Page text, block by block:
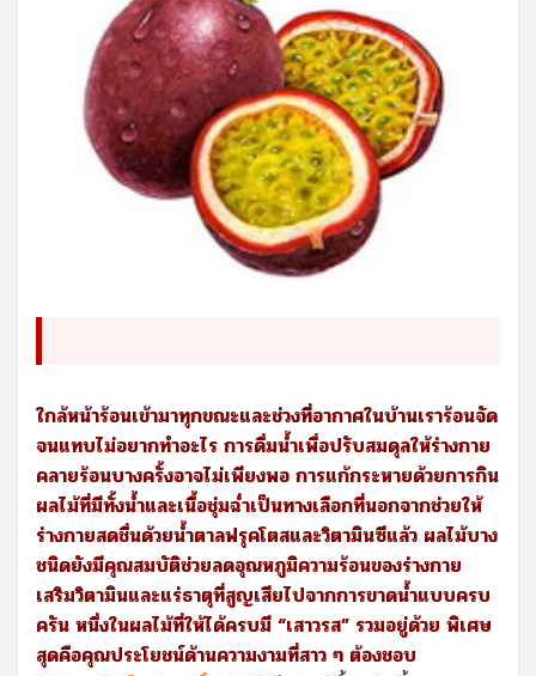
ใกล้หน้าร้อนเข้ามาทุกขณะและช่วงที่อากาศในบ้านเราร้อนจัด
จนแทบไม่อยากทำอะไร การดื่มน้ำเพื่อปรับสมดุลให้ร่างกาย
คลายร้อนบางครั้งอาจไม่เพียงพอ การแก้กระหายด้วยการกิน
ผลไม้ที่มีทั้งน้ำและเนื้อชุ่มฉ่ำเป็นทางเลือกที่นอกจากช่วยให้
ร่างกายสดชื่นด้วยน้ำตาลฟรุคโตสและวิตามินซีแล้ว ผลไม้บาง
ชนิดยังมีคุณสมบัติช่วยลดอุณหภูมิความร้อนของร่างกาย
เสริมวิตามินและแร่ธาตุที่สูญเสียไปจากการขาดน้ำแบบครบ
ครัน หนึ่งในผลไม้ที่ให้ได้ครบมี “เสาวรส” รวมอยู่ด้วย พิเศษ
สุดคือคุณประโยชน์ด้านความงามที่สาว ๆ ต้องชอบ